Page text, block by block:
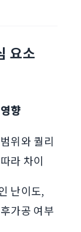
요소
향
위와 퀄리
라 차이
난이도,
가공 여부